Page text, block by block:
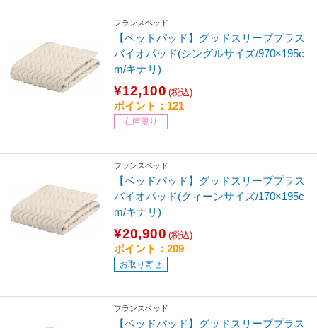
フランスベッド
【ベッドパッド】グッドスリーププラス
バイオパッド(シングルサイズ/970×195c
m/キナリ)
¥12,100 (税込)
ポイント：121
在庫限り
フランスベッド
【ベッドパッド】グッドスリーププラス
バイオパッド(クィーンサイズ/170×195c
m/キナリ)
¥20,900 (税込)
ポイント：209
お取り寄せ
フランスベッド
【ベッドパッド】グッドスリーププラス